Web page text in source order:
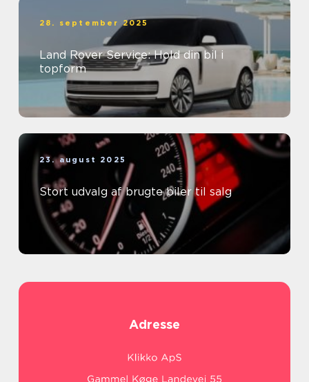
28. september 2025
Land Rover Service: Hold din bil i
topform
23. august 2025
Stort udvalg af brugte biler til salg
Adresse